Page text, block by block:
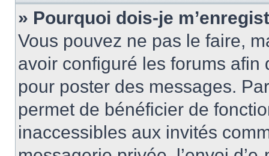
» Pourquoi dois-je
Vous pouvez ne pas le faire,
avoir configuré les forums afin
pour poster des messages.
permet de bénéficier de
inaccessibles aux invités